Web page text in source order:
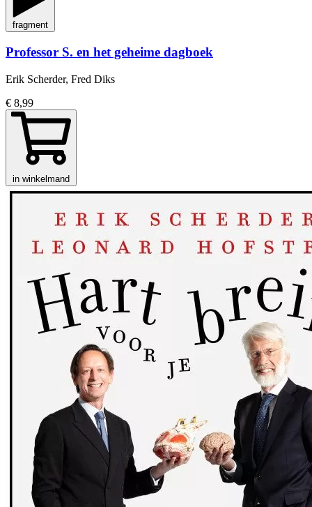
fragment
Professor S. en het geheime dagboek
Erik Scherder, Fred Diks
€ 8,99
in winkelmand